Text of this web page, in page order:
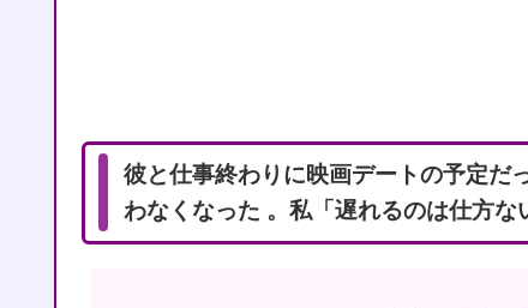
彼と仕事終わりに映画デートの予定だ
わなくなった 。私「遅れるのは仕方